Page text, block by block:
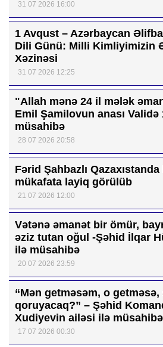
31 07 2026 16:00
1 Avqust – Azərbaycan
Dili Günü: Milli Kimliyimizin
Xəzinəsi
31 07 2026 12:25
"Allah mənə 24 il mələk
Emil Şamilovun anası Validə
müsahibə
28 07 2026 20:58
Fərid Şahbazlı
mükafata layiq görülüb
21 07 2026 12:00
Vətənə əmanət bir ömür,
əziz tutan oğul -Şəhid İlqar
ilə müsahibə
20 07 2026 23:59
“Mən getməsəm, o
qoruyacaq?” – Şəhid
Xudiyevin ailəsi ilə müsahibə
17 07 2026 00:30